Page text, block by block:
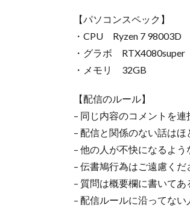
【パソコンスペック】
・CPU Ryzen 7 98003D
・グラボ RTX4080super
・メモリ 32GB
【配信のルール】
– 同じ内容のコメントを連
– 配信と関係のない話はほ
– 他の人が不快になるよう
– 伝書鳩行為はご遠慮くだ
– 質問は概要欄に書いてあ
– 配信ルールに沿ってない